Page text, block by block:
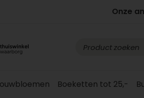
Onze
Boeketten tot 25,-